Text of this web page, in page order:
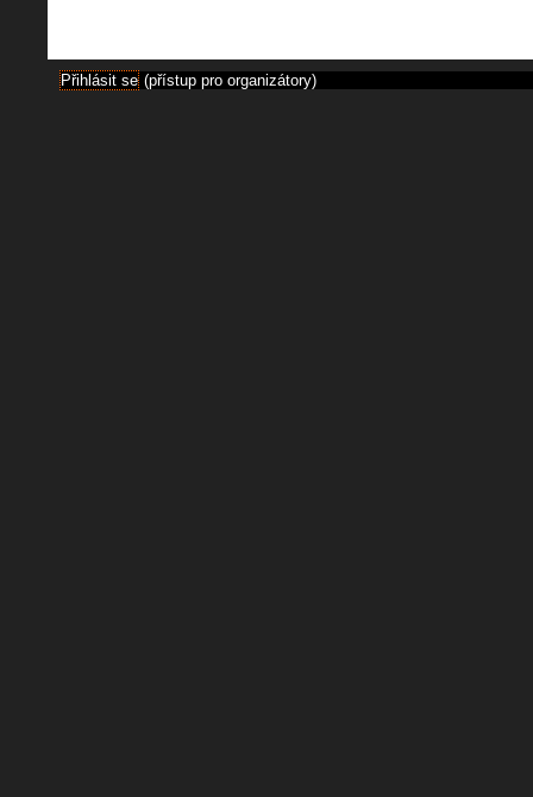
Přihlásit se (přístup pro organizátory)